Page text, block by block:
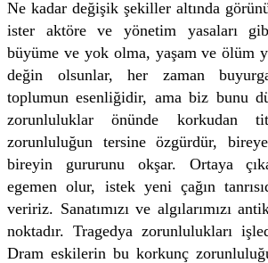
Ne kadar değişik şekiller altında
ister aktöre ve yönetim yasaları
büyüme ve yok olma, yaşam ve ölüm
değin olsunlar, her zaman
toplumun esenliğidir, ama biz bunu
zorunluluklar önünde korkudan
zorunluluğun tersine özgürdür,
bireyin gururunu okşar. Ortaya
egemen olur, istek yeni çağın
veririz. Sanatımızı ve algılarımızı
noktadır. Tragedya zorunlulukları
Dram eskilerin bu korkunç